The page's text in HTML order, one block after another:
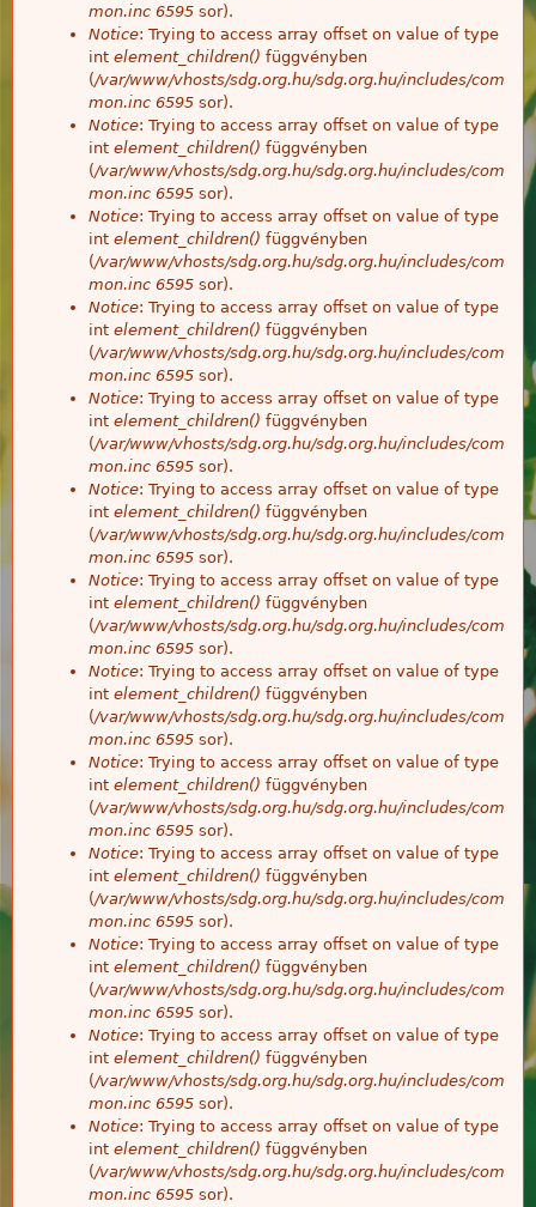
mon.inc 6595 sor).
Notice: Trying to access array offset on value of type
int element_children() függvényben
(/var/www/vhosts/sdg.org.hu/sdg.org.hu/includes/com
mon.inc 6595 sor).
Notice: Trying to access array offset on value of type
int element_children() függvényben
(/var/www/vhosts/sdg.org.hu/sdg.org.hu/includes/com
mon.inc 6595 sor).
Notice: Trying to access array offset on value of type
int element_children() függvényben
(/var/www/vhosts/sdg.org.hu/sdg.org.hu/includes/com
mon.inc 6595 sor).
Notice: Trying to access array offset on value of type
int element_children() függvényben
(/var/www/vhosts/sdg.org.hu/sdg.org.hu/includes/com
mon.inc 6595 sor).
Notice: Trying to access array offset on value of type
int element_children() függvényben
(/var/www/vhosts/sdg.org.hu/sdg.org.hu/includes/com
mon.inc 6595 sor).
Notice: Trying to access array offset on value of type
int element_children() függvényben
(/var/www/vhosts/sdg.org.hu/sdg.org.hu/includes/com
mon.inc 6595 sor).
Notice: Trying to access array offset on value of type
int element_children() függvényben
(/var/www/vhosts/sdg.org.hu/sdg.org.hu/includes/com
mon.inc 6595 sor).
Notice: Trying to access array offset on value of type
int element_children() függvényben
(/var/www/vhosts/sdg.org.hu/sdg.org.hu/includes/com
mon.inc 6595 sor).
Notice: Trying to access array offset on value of type
int element_children() függvényben
(/var/www/vhosts/sdg.org.hu/sdg.org.hu/includes/com
mon.inc 6595 sor).
Notice: Trying to access array offset on value of type
int element_children() függvényben
(/var/www/vhosts/sdg.org.hu/sdg.org.hu/includes/com
mon.inc 6595 sor).
Notice: Trying to access array offset on value of type
int element_children() függvényben
(/var/www/vhosts/sdg.org.hu/sdg.org.hu/includes/com
mon.inc 6595 sor).
Notice: Trying to access array offset on value of type
int element_children() függvényben
(/var/www/vhosts/sdg.org.hu/sdg.org.hu/includes/com
mon.inc 6595 sor).
Notice: Trying to access array offset on value of type
int element_children() függvényben
(/var/www/vhosts/sdg.org.hu/sdg.org.hu/includes/com
mon.inc 6595 sor).